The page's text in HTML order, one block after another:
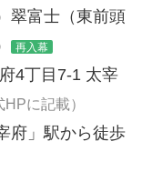
翠富士（東前頭
再入幕
4丁目7-1 太宰
に記載）
府」駅から徒歩